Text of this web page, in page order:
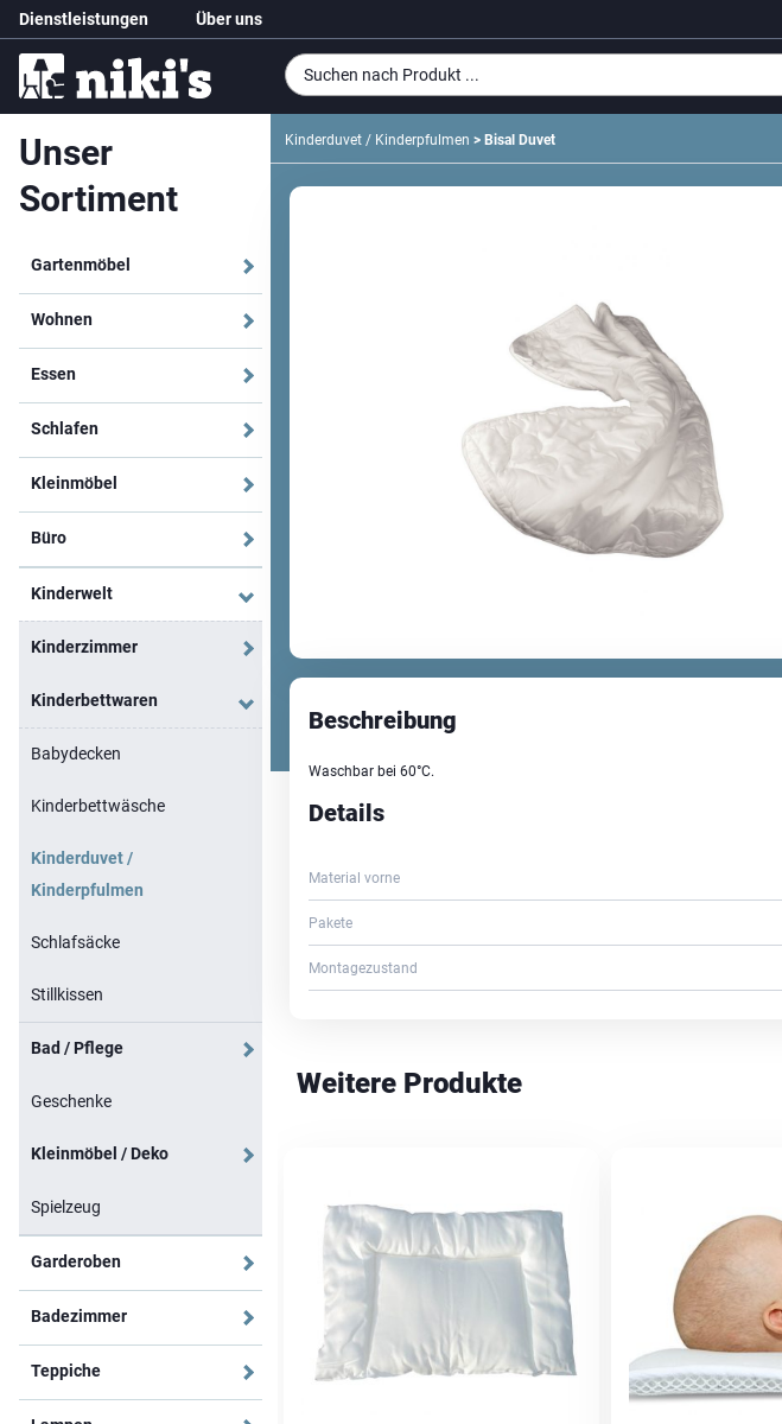
Dienstleistungen Über uns
Unser
Sortiment
Gartenmöbel
Wohnen
Essen
Schlafen
Kleinmöbel
Büro
Kinderwelt
Kinderzimmer
Kinderbettwaren
Babydecken
Kinderbettwäsche
Kinderduvet /
Kinderpfulmen
Schlafsäcke
Stillkissen
Bad / Pflege
Geschenke
Kleinmöbel / Deko
Spielzeug
Garderoben
Badezimmer
Teppiche
Kinderduvet / Kinderpfulmen > Bisal Duvet
Beschreibung
Waschbar bei 60°C.
Details
Material vorne
Pakete
Montagezustand
Weitere Produkte